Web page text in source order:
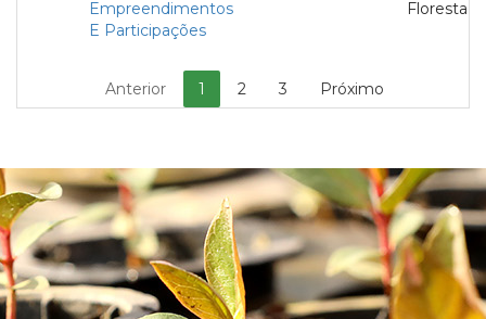
Empreendimentos
E Participações
Floresta
Anterior 1 2 3 Próximo